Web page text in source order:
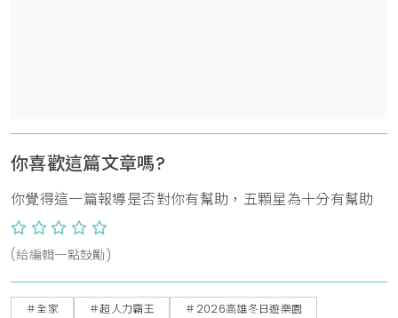
你喜歡這篇文章嗎?
你覺得這一篇報導是否對你有幫助，五顆星為十分有幫助
(給編輯一點鼓勵)
＃全家 ＃超人力霸王 ＃2026高雄冬日遊樂園